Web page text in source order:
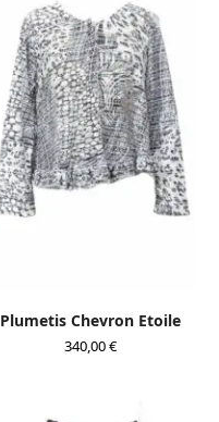
Plumetis Chevron Etoile
340,00€